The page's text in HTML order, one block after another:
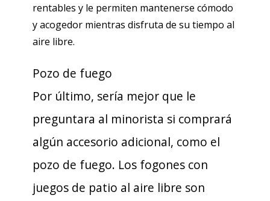
rentables y le permiten mantenerse cómodo
y acogedor mientras disfruta de su tiempo al
aire libre.
Pozo de fuego
Por último, sería mejor que le
preguntara al minorista si comprará
algún accesorio adicional, como el
pozo de fuego. Los fogones con
juegos de patio al aire libre son